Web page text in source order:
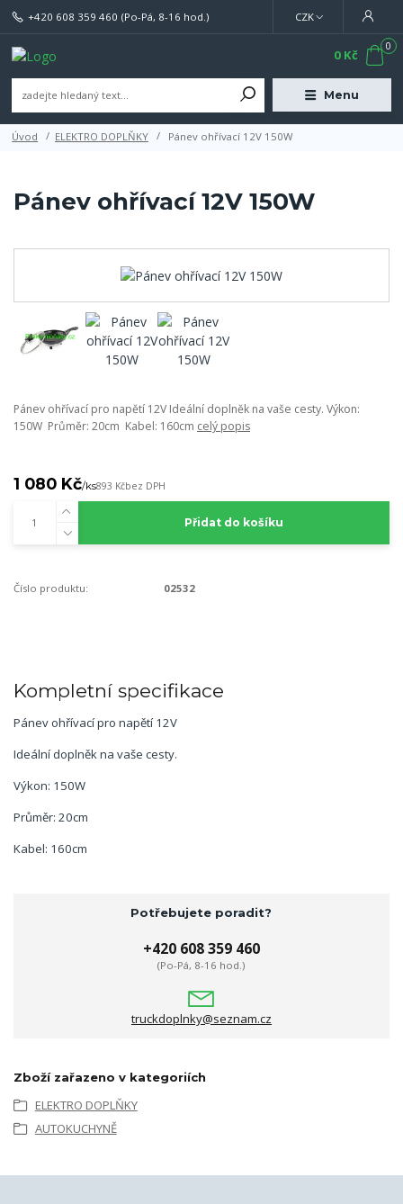
Menu
CZK
+420 608 359 460 (Po-Pá, 8-16 hod.)
0
0 Kč
Úvod ELEKTRO DOPLŇKY Pánev ohřívací 12V 150W
Pánev ohřívací 12V 150W
Pánev ohřívací pro napětí 12V Ideální doplněk na vaše cesty. Výkon:
150W Průměr: 20cm Kabel: 160cm celý popis
1 080 Kč/ks893 Kčbez DPH
Přidat do košíku
Číslo produktu: 02532
Kompletní specifikace
Pánev ohřívací pro napětí 12V
Ideální doplněk na vaše cesty.
Výkon: 150W
Průměr: 20cm
Kabel: 160cm
Potřebujete poradit?
+420 608 359 460
(Po-Pá, 8-16 hod.)
truckdoplnky@seznam.cz
Zboží zařazeno v kategoriích
ELEKTRO DOPLŇKY
AUTOKUCHYNĚ